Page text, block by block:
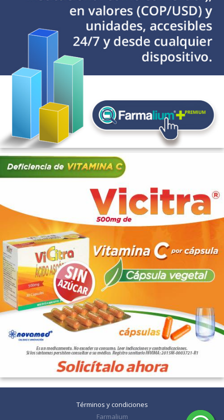
Términos y condiciones
Farmalium